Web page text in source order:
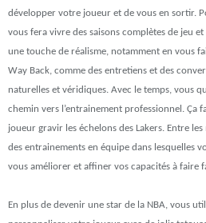
développer votre joueur et de vous en sortir.
vous fera vivre des saisons complètes de jeu
une touche de réalisme, notamment en vous
Way Back, comme des entretiens et des
naturelles et véridiques. Avec le temps, vous
chemin vers l’entrainement professionnel. Ça
joueur gravir les échelons des Lakers. Entre
des entrainements en équipe dans lesquelles
vous améliorer et affiner vos capacités à faire
En plus de devenir une star de la NBA, vous